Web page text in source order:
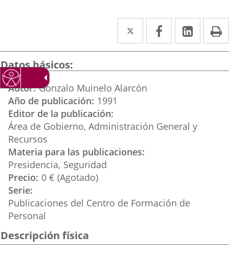
Twitter
Enlace
a
externa.
Facebook
Enlace
a
Enlace
a
Datos básicos
Autor Gonzalo Muinelo Alarcón
Año de publicación 1991
Editor de la publicación
Área de Gobierno, Administración General y
Recursos
Materia para las publicaciones
Presidencia Seguridad
Precio 0 € (Agotado)
Serie
Publicaciones del Centro de Formación de
Personal
Descripción física